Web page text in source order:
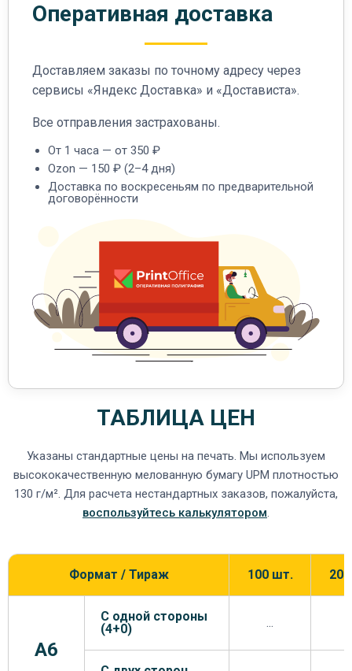
Оперативная доставка
Доставляем заказы по точному адресу через
сервисы «Яндекс Доставка» и «Достависта».
Все отправления застрахованы.
От 1 часа — от 350 ₽
Ozon — 150 ₽ (2–4 дня)
Доставка по воскресеньям по предварительной
договорённости
ТАБЛИЦА ЦЕН
Указаны стандартные цены на печать. Мы используем
высококачественную мелованную бумагу UPM плотностью
130 г/м². Для расчета нестандартных заказов, пожалуйста,
воспользуйтесь калькулятором.
Формат / Тираж 100 шт.
A6
С одной стороны
(4+0)
...